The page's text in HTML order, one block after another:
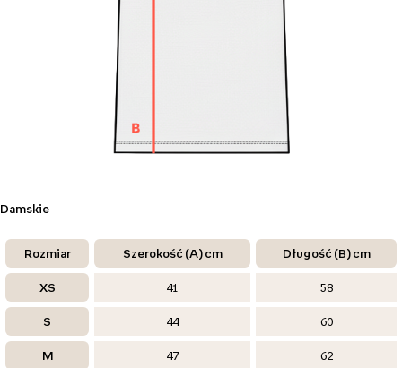
Damskie
Rozmiar Szerokość (A) cm Długość (B) cm
XS 41 58
S 44 60
M 47 62